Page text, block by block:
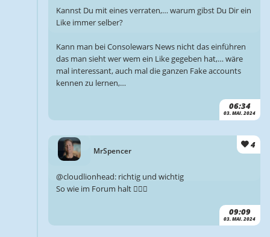
06:34
03. MAI. 2024
Kannst Du mit eines verraten,… warum gibst Du Dir ein
Like immer selber?
Kann man bei Consolewars News nicht das einführen
das man sieht wer wem ein Like gegeben hat,… wäre
mal interessant, auch mal die ganzen Fake accounts
kennen zu lernen,…
MrSpencer
4
09:09
03. MAI. 2024
@cloudlionhead: richtig und wichtig
So wie im Forum halt 🤷🏻‍♂️